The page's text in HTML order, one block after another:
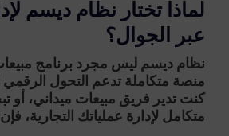
لماذا تختار نظام ديسم
عبر الجوال؟
نظام ديسم ليس مجرد برنامج
منصة متكاملة تدعم التحول
كنت تدير فريق مبيعات ميداني، أو
متكامل لإدارة عملياتك التجارية،